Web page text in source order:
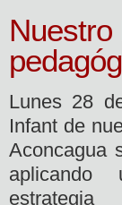
Nuestro
Lunes 28
Infant de
Aconcagua
aplicando
estrategia